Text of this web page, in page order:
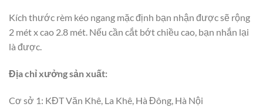
Kích thước rèm kéo ngang mặc định bạn nhận được sẽ rộng
2 mét x cao 2.8 mét. Nếu cần cắt bớt chiều cao, bạn nhắn lại
là được.
Địa chỉ xưởng sản xuất:
Cơ sở 1: KĐT Văn Khê, La Khê, Hà Đông, Hà Nội